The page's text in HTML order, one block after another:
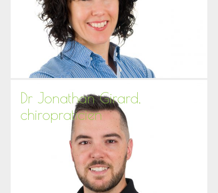
Dr Jonathan Girard,
chiropraticien